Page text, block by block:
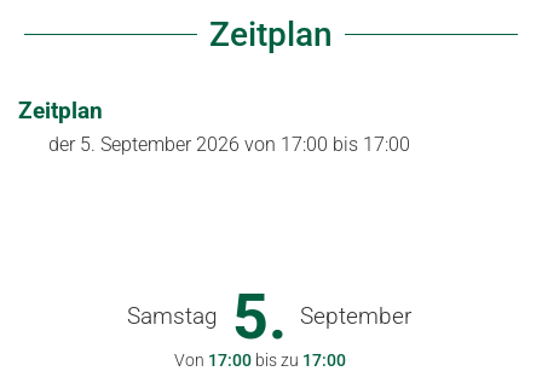
Zeitplan
Zeitplan
der 5. September 2026 von 17:00 bis 17:00
Samstag 5. September
Von 17:00 bis zu 17:00